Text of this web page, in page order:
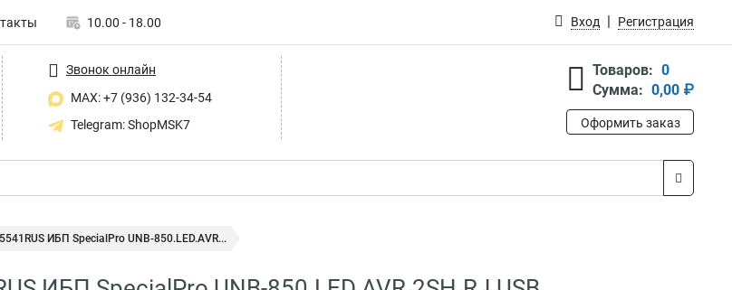
10.00 - 18.00 Вход Регистрация
Звонок онлайн
MAX: +7 (936) 132-34-54
Telegram: ShopMSK7
Товаров: 0
Сумма: 0,00 ₽
Оформить заказ
ИБП SpecialPro UNB-850.LED.AVR...